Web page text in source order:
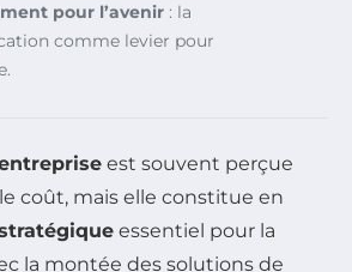
pour l’avenir : la
comme levier pour
est souvent perçue
coût, mais elle constitue en
essentiel pour la
la montée des solutions de